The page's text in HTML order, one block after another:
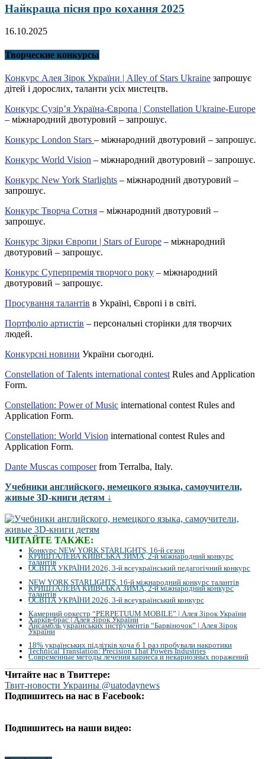
Найкраща пісня про кохання 2025
16.10.2025
Творческие конкурсы
Конкурс Алея Зірок України | Alley of Stars Ukraine запрошує
дітей і дорослих, таланти усіх мистецтв.
Конкурс Сузір’я Україна-Європа | Constellation Ukraine-Europe
– міжнародний двотуровий – запрошує.
Конкурс London Stars – міжнародний двотуровий – запрошує.
Конкурс World Vision – міжнародний двотуровий – запрошує.
Конкурс New York Starlights – міжнародний двотуровий –
запрошує.
Конкурс Творча Сотня – міжнародний двотуровий –
запрошує.
Конкурс Зірки Європи | Stars of Europe – міжнародний
двотуровий – запрошує.
Конкурс Суперпремія творчого року – міжнародний
двотуровий – запрошує.
Просування талантів в Україні, Європі і в світі.
Портфоліо артистів – персональні сторінки для творчих
людей.
Конкурсні новини України сьогодні.
Constellation of Talents international contest Rules and Application
Form.
Constellation: Power of Music international contest Rules and
Application Form.
Constellation: World Vision international contest Rules and
Application Form.
Dante Muscas composerfrom Terralba, Italy.
Учебники английского, немецкого языка, самоучители,
живые 3D-книги детям ↓
ЧИТАЙТЕ ТАКЖЕ:
Конкурс NEW YORK STARLIGHTS, 16-й сезон
КРИШТАЛЕВА КИЇВСЬКА ЗИМА, 2-й міжнародний конкурс
талантів
ОСВІТА УКРАЇНИ 2026, 3-й всеукраїнський педагогічний конкурс
NEW YORK STARLIGHTS, 16-й міжнародний конкурс талантів
КРИШТАЛЕВА КИЇВСЬКА ЗИМА, 2-й міжнародний конкурс
талантів
ОСВІТА УКРАЇНИ 2026, 3-й всеукраїнський конкурс
Камерний оркестр “PERPETUUM MOBILE” | Алея Зірок України
Харків-брас | Алея Зірок України
Ансамбль українських інструментів “Барвіночок” | Алея Зірок
України
18% українських підлітків хоча б 1 раз пробували накротики
Technical Translation: Precision That Powers Industries
Современные методы лечения кариеса и некариозных поражений
Читайте нас в Твиттере:
Твит-новости Украины @uatodaynews
Подпишитесь на нас в Facebook:
Подпишитесь на наши видео: